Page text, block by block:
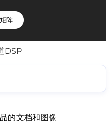
阵
DSP
的文档和图像